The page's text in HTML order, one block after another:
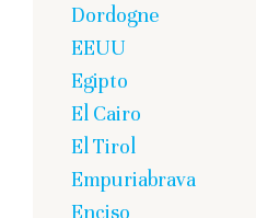
Dordogne
EEUU
Egipto
El Cairo
El Tirol
Empuriabrava
Enciso